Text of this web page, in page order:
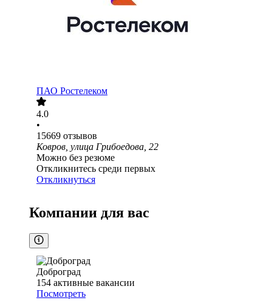
ПАО Ростелеком
4.0
•
15669 отзывов
Ковров, улица Грибоедова, 22
Можно без резюме
Откликнитесь среди первых
Откликнуться
Компании для вас
Доброград
154 активные вакансии
Посмотреть